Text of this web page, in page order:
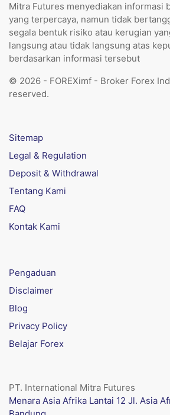
Mitra Futures menyediakan informasi
yang terpercaya, namun tidak
segala bentuk risiko atau kerugian
langsung atau tidak langsung atas
berdasarkan informasi tersebut
© 2026 - FOREXimf - Broker Forex
reserved.
Sitemap
Legal & Regulation
Deposit & Withdrawal
Tentang Kami
FAQ
Kontak Kami
Pengaduan
Disclaimer
Blog
Privacy Policy
Belajar Forex
PT. International Mitra Futures
Menara Asia Afrika Lantai 12 Jl. Asia